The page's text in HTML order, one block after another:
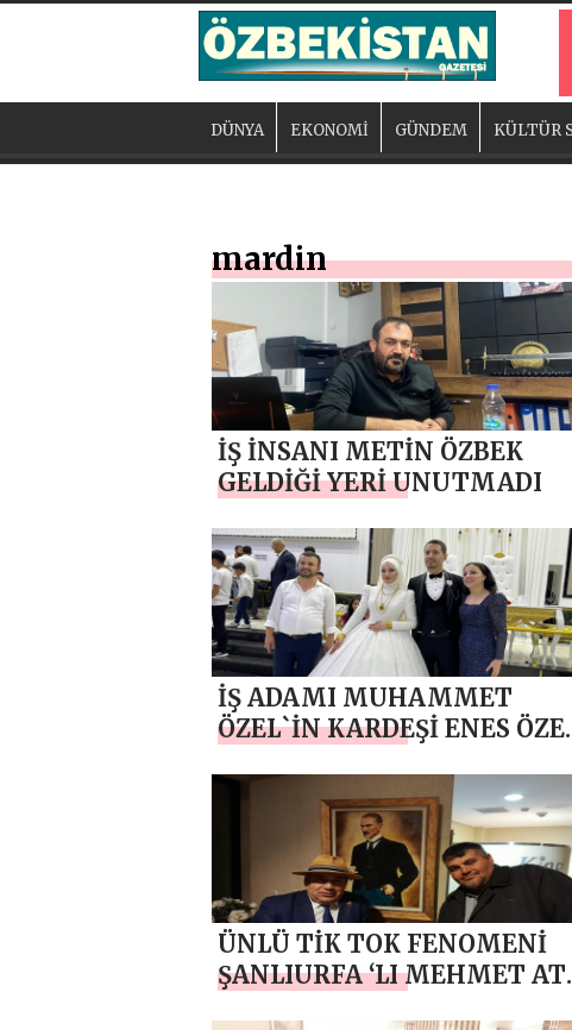
DÜNYA EKONOMİ GÜNDEM KÜLTÜR
mardin
İŞ İNSANI METİN ÖZBEK
GELDİĞİ YERİ UNUTMADI
İŞ ADAMI MUHAMMET
ÖZEL`İN KARDEŞİ ENES
ORGANİZASYONLA DÜNYA
EVİNE GİRDİ
ÜNLÜ TİK TOK FENOMENİ
ŞANLIURFA ‘LI MEHMET